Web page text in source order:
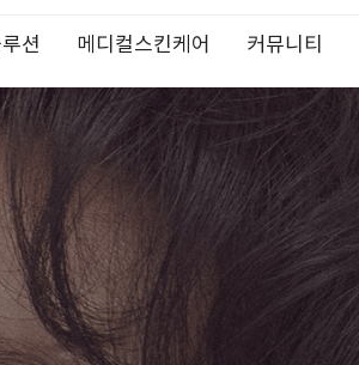
료안내/오시는 길
리지오X
타모반/이토모반
포진
션 메디컬스킨케어
인필
커뮤니티
급여 비용안내